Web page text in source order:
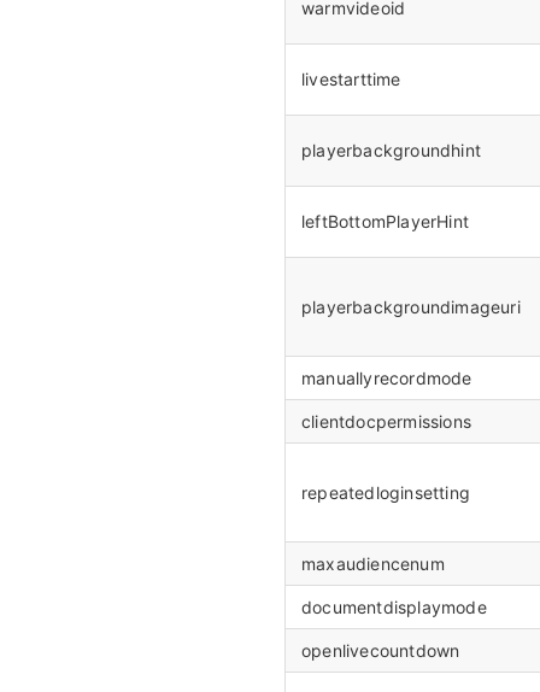
warmvideoid
livestarttime
playerbackgroundhint
leftBottomPlayerHint
playerbackgroundimageuri
manuallyrecordmode
clientdocpermissions
repeatedloginsetting
maxaudiencenum
documentdisplaymode
openlivecountdown